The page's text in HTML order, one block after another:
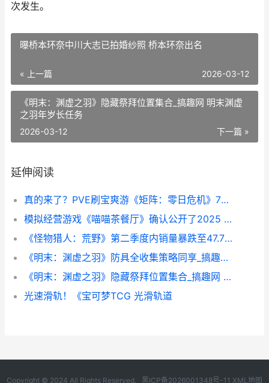
次发生。
曝桥本环奈中川大志已拍婚纱照 桥本环奈出名
« 上一篇 2026-03-12
《明末：渊虚之羽》隐藏祭拜位置集合_搞趣网 明末渊虚
之羽年岁长任务
下一篇 »
2026-03-12
延伸阅读
真的来了？PVE刷宝爽游《矩阵：零日危机》7月30日 pve推荐
模拟经营游戏《喵喵茶餐厅》确认公开了2025 好玩的模拟经营游戏
《怪物猎人：荒野》第二季度内销量暴跌至47.7万_搞趣网 怪物猎人荒野更新
《明末：渊虚之羽》防具全收集策略同享_搞趣网 明末渊虚之羽游戏
《明末：渊虚之羽》隐藏祭拜位置集合_搞趣网 明末渊虚之羽年岁长任务
光速滑轨！《宝可梦TCG 光滑轨道
Copyright © 2024 All Rights Reserved. 黑ICP备2026001348号-11 XML地图